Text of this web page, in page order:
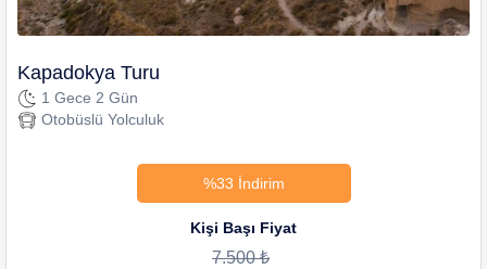
Kapadokya Turu
1 Gece 2 Gün
Otobüslü Yolculuk
%33 İndirim
Kişi Başı Fiyat
7.500 ₺